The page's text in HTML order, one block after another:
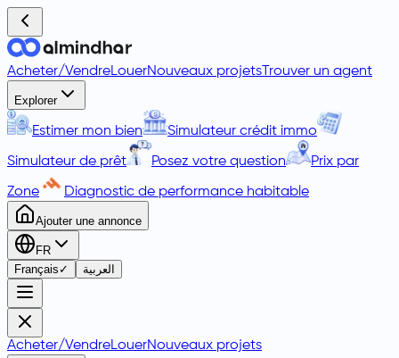
Acheter/VendreLouerNouveaux projets Trouver un agent
Explorer
Estimer mon bien Simulateur crédit immo
Simulateur de prêt Posez votre question Prix par
Zone Diagnostic de performance habitable
Ajouter une annonce
FR
Français ✓ العربية
Acheter/VendreLouerNouveaux projets